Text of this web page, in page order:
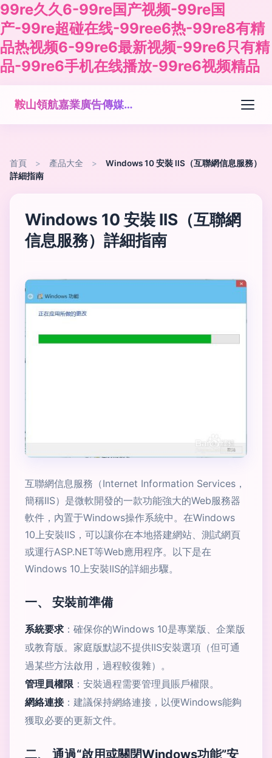
99re久久6-99re国产视频-99re国
产-99re超碰在线-99ree6热-99re8有精
品热视频6-99re6最新视频-99re6只有精
品-99re6手机在线播放-99re6视频精品
鞍山領航嘉業廣告傳媒有限公司
首頁 > 產品大全 >
Windows 10 安裝 IIS（互聯網信息服務）
詳細指南
Windows 10 安裝 IIS（互聯網
信息服務）詳細指南
互聯網信息服務（Internet Information Services，
簡稱IIS）是微軟開發的一款功能強大的Web服務器
軟件，內置于Windows操作系統中。在Windows
10上安裝IIS，可以讓你在本地搭建網站、測試網頁
或運行ASP.NET等Web應用程序。以下是在
Windows 10上安裝IIS的詳細步驟。
一、 安裝前準備
系統要求 ：確保你的Windows 10是專業版、企業版
或教育版。家庭版默認不提供IIS安裝選項（但可通
過某些方法啟用，過程較復雜）。
管理員權限 ：安裝過程需要管理員賬戶權限。
網絡連接：建議保持網絡連接，以便Windows能夠
獲取必要的更新文件。
二、 通過“啟用或關閉Windows功能”安